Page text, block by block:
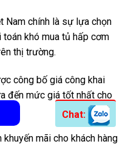
Nam chính là sự lựa chọn
khó mua tủ hấp cơm
thị trường.
công bố giá công khai
đến mức giá tốt nhất cho
mãi cho khách hàng
Chat: